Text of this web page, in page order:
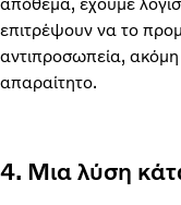
απόθεμα, έχουμε
επιτρέψουν να το
αντιπροσωπεία, ακόμη
απαραίτητο.
4. Μια λύση